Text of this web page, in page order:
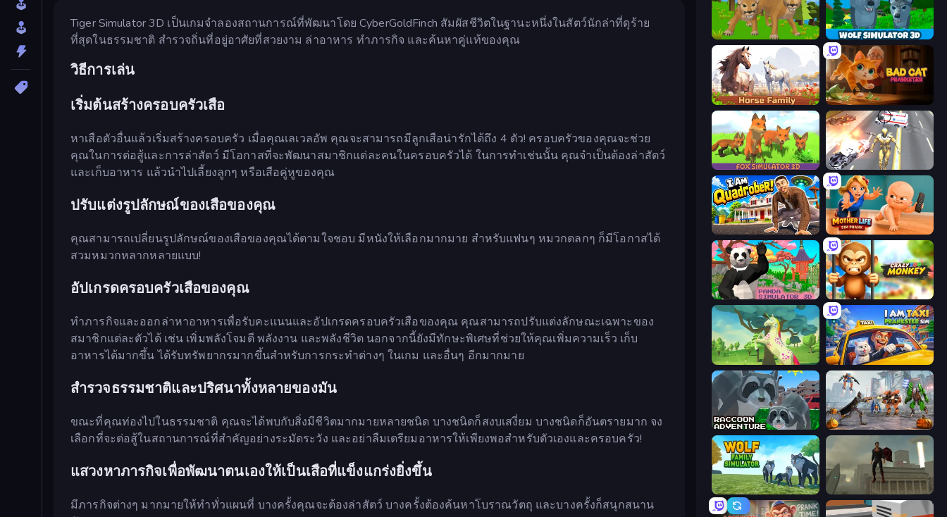
Tiger Simulator 3D เป็นเกมจำลองสถานการณ์ที่พัฒนาโดย CyberGoldFinch สัมผัสชีวิตในฐานะหนึ่งในสัตว์นักล่าที่ดุร้าย
ที่สุดในธรรมชาติ สำรวจถิ่นที่อยู่อาศัยที่สวยงาม ล่าอาหาร ทำภารกิจ และค้นหาคู่แท้ของคุณ
วิธีการเล่น
เริ่มต้นสร้างครอบครัวเสือ
หาเสือตัวอื่นแล้วเริ่มสร้างครอบครัว เมื่อคุณเลเวลอัพ คุณจะสามารถมีลูกเสือน่ารักได้ถึง 4 ตัว! ครอบครัวของคุณจะช่วย
คุณในการต่อสู้และการล่าสัตว์ มีโอกาสที่จะพัฒนาสมาชิกแต่ละคนในครอบครัวได้ ในการทำเช่นนั้น คุณจำเป็นต้องล่าสัตว์
และเก็บอาหาร แล้วนำไปเลี้ยงลูกๆ หรือเสือคู่หูของคุณ
ปรับแต่งรูปลักษณ์ของเสือของคุณ
คุณสามารถเปลี่ยนรูปลักษณ์ของเสือของคุณได้ตามใจชอบ มีหนังให้เลือกมากมาย สำหรับแฟนๆ หมวกตลกๆ ก็มีโอกาสได้
สวมหมวกหลากหลายแบบ!
อัปเกรดครอบครัวเสือของคุณ
ทำภารกิจและออกล่าหาอาหารเพื่อรับคะแนนและอัปเกรดครอบครัวเสือของคุณ คุณสามารถปรับแต่งลักษณะเฉพาะของ
สมาชิกแต่ละตัวได้ เช่น เพิ่มพลังโจมตี พลังงาน และพลังชีวิต นอกจากนี้ยังมีทักษะพิเศษที่ช่วยให้คุณเพิ่มความเร็ว เก็บ
อาหารได้มากขึ้น ได้รับทรัพยากรมากขึ้นสำหรับการกระทำต่างๆ ในเกม และอื่นๆ อีกมากมาย
สำรวจธรรมชาติและปริศนาทั้งหลายของมัน
ขณะที่คุณท่องไปในธรรมชาติ คุณจะได้พบกับสิ่งมีชีวิตมากมายหลายชนิด บางชนิดก็สงบเสงี่ยม บางชนิดก็อันตรายมาก จง
เลือกที่จะต่อสู้ในสถานการณ์ที่สำคัญอย่างระมัดระวัง และอย่าลืมเตรียมอาหารให้เพียงพอสำหรับตัวเองและครอบครัว!
แสวงหาภารกิจเพื่อพัฒนาตนเองให้เป็นเสือที่แข็งแกร่งยิ่งขึ้น
มีภารกิจต่างๆ มากมายให้ทำทั่วแผนที่ บางครั้งคุณจะต้องล่าสัตว์ บางครั้งต้องค้นหาโบราณวัตถุ และบางครั้งก็สนุกสนาน
Cougar Simulator: Big Cats Wolf Simulator: Wild Animals 3D
Horse Simulator 3D Bad Cat Prankster
Fox Simulator 3D
I Am Quadrober! Mother Life Simulator: Prank
Panda Simulator 3D Crazy Zoo Monkey
Unicorn Family Simulator Magic World I Am Taxi Prankster Sim
Raccoon Adventure: City Simulator 3D Flying Bat Robot Car Transform Game
Wolf Family Simulator The Superman - Theme is Aliens